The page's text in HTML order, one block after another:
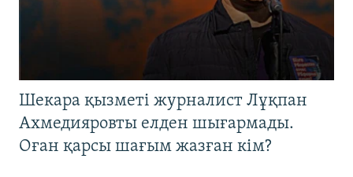
Шекара қызметі журналист Лұқпан
Ахмедияровты елден шығармады.
Оған қарсы шағым жазған кім?